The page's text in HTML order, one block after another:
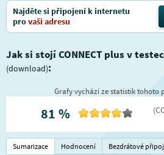
Najděte si připojení k internetu
provaši adresu
Jak si stojí CONNECT plus v
(download):
Grafy vychází ze statistik tohoto
81 % (
Sumarizace Hodnocení
Bezdrátové